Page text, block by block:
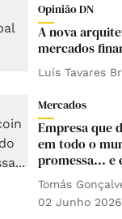
Opinião DN
A nova
mercados
Luís Tavares
Mercados
Empresa que
em todo o
promessa... e
Tomás
02 Junho 2026